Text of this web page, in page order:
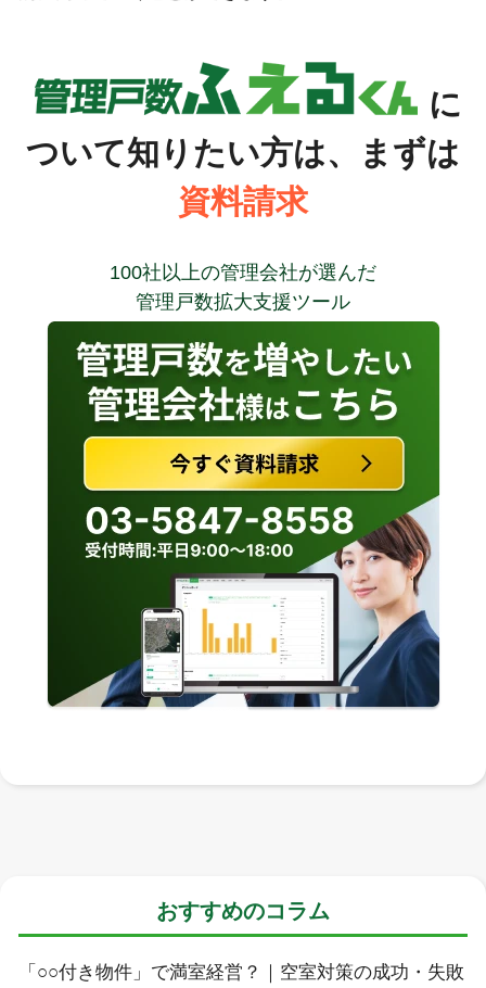
に
ついて知りたい方は、まずは
資料請求
100社以上の管理会社が選んだ
管理戸数拡大支援ツール
おすすめのコラム
「○○付き物件」で満室経営？｜空室対策の成功・失敗